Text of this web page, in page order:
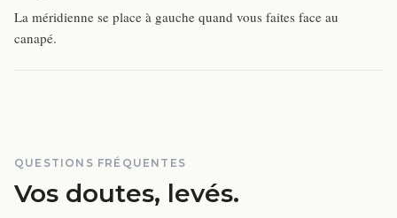
La méridienne se place à gauche quand vous faites face au
canapé.
QUESTIONS FRÉQUENTES
Vos doutes, levés.